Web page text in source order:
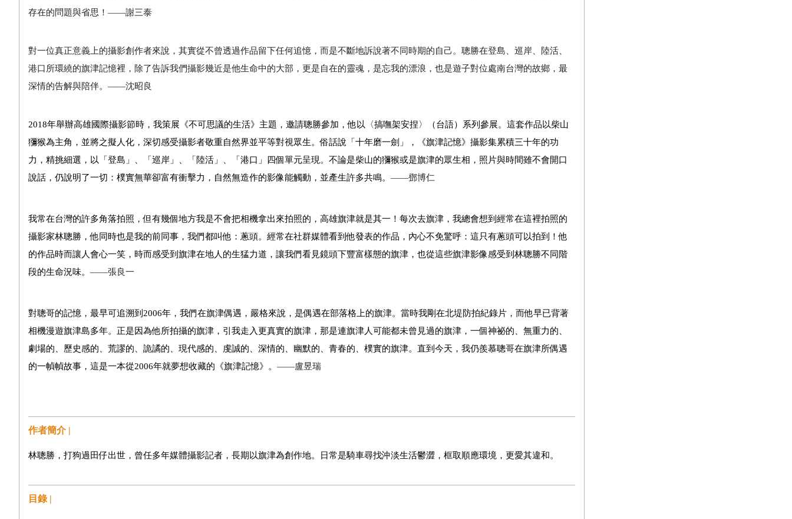
存在的問題與省思！ ——謝三泰
對一位真正意義上的攝影創作者來說，其實從不曾透過作品留下任何追憶，而是不斷地訴說著不同時期的自己。聰勝在登島、巡岸、陸活、
港口所環繞的旗津記憶裡，除了告訴我們攝影幾近是他生命中的大部，更是自在的靈魂，是忘我的漂浪，也是遊子對位處南台灣的故鄉，最
深情的告解與陪伴。 ——沈昭良
2018年舉辦高雄國際攝影節時，我策展《不可思議的生活》主題，邀請聰勝參加，他以〈搞嘸架安捏〉（台語）系列參展。這套作品以柴山
獼猴為主角，並將之擬人化，深切感受攝影者敬重自然界並平等對視眾生。俗話說「十年磨一劍」，《旗津記憶》攝影集累積三十年的功
力，精挑細選，以「登島」、「巡岸」、「陸活」、「港口」四個單元呈現。不論是柴山的獼猴或是旗津的眾生相，照片與時間雖不會開口
說話，仍說明了一切：樸實無華卻富有衝擊力，自然無造作的影像能觸動，並產生許多共鳴。 ——鄧博仁
我常在台灣的許多角落拍照，但有幾個地方我是不會把相機拿出來拍照的，高雄旗津就是其一！每次去旗津，我總會想到經常在這裡拍照的
攝影家林聰勝，他同時也是我的前同事，我們都叫他：蔥頭。經常在社群媒體看到他發表的作品，內心不免驚呼：這只有蔥頭可以拍到！他
的作品時而讓人會心一笑，時而感受到旗津在地人的生猛力道，讓我們看見鏡頭下豐富樣態的旗津，也從這些旗津影像感受到林聰勝不同階
段的生命況味。 ——張良一
對聰哥的記憶，最早可追溯到2006年，我們在旗津偶遇，嚴格來說，是偶遇在部落格上的旗津。當時我剛在北堤防拍紀錄片，而他早已背著
相機漫遊旗津島多年。正是因為他所拍攝的旗津，引我走入更真實的旗津，那是連旗津人可能都未曾見過的旗津，一個神祕的、無重力的、
劇場的、歷史感的、荒謬的、詭譎的、現代感的、虔誠的、深情的、幽默的、青春的、樸實的旗津。直到今天，我仍羨慕聰哥在旗津所偶遇
的一幀幀故事，這是一本從2006年就夢想收藏的《旗津記憶》。 ——盧昱瑞
作者簡介 |
林聰勝， 打狗過田仔出世， 曾任多年媒體攝影記者，長期以旗津為創作地。日常是騎車尋找沖淡生活鬱澀，框取順應環境，更愛其違和。
目錄 |